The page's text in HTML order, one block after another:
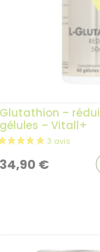
Glutathion –
gélules – Vitall+
34,90 €